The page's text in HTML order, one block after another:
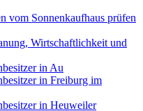
vom Sonnenkaufhaus prüfen
Wirtschaftlichkeit und
in Au
in Freiburg im
in Heuweiler